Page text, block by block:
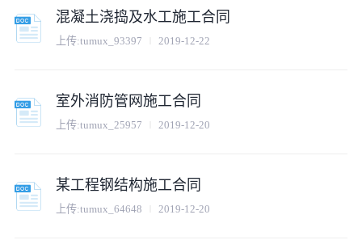
混凝土浇捣及水工施工合同
上传:tumux_93397 2019-12-22
室外消防管网施工合同
上传:tumux_25957 2019-12-20
某工程钢结构施工合同
上传:tumux_64648 2019-12-20